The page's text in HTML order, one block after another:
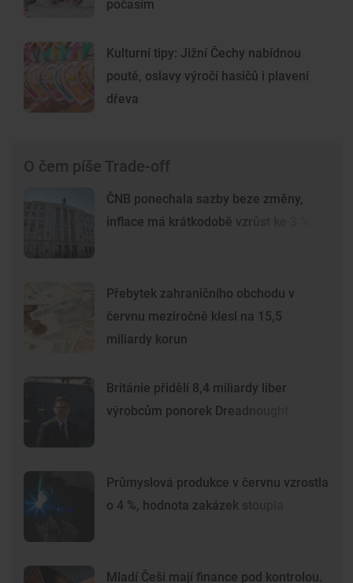
počasím
Kulturní tipy: Jižní Čechy nabídnou
poutě, oslavy výročí hasičů i plavení
dřeva
O čem píše Trade-off
ČNB ponechala sazby beze změny,
inflace má krátkodobě vzrůst ke 3 %
Přebytek zahraničního obchodu v
červnu meziročně klesl na 15,5
miliardy korun
Británie přidělí 8,4 miliardy liber
výrobcům ponorek Dreadnought
Průmyslová produkce v červnu vzrostla
o 4 %, hodnota zakázek stoupla
Mladí Češi mají finance pod kontrolou.